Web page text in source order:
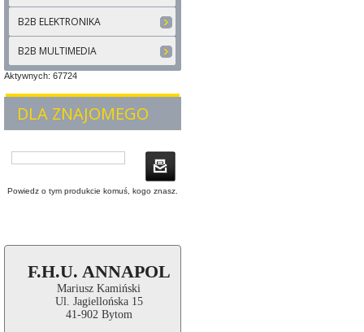
B2B ELEKTRONIKA
B2B MULTIMEDIA
Aktywnych: 67724
DLA ZNAJOMEGO
Powiedz o tym produkcie komuś, kogo znasz.
F.H.U. ANNAPOL
Mariusz Kamiński
Ul. Jagiellońska 15
41-902 Bytom